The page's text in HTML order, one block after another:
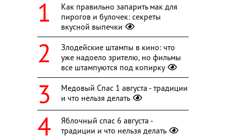
Как правильно запарить мак для
пирогов и булочек: секреты
вкусной выпечки
Злодейские штампы в кино: что
уже надоело зрителю, но фильмы
все штампуются под копирку
Медовый Спас 1 августа - традиции
и что нельзя делать
Яблочный спас 6 августа -
традиции и что нельзя делать